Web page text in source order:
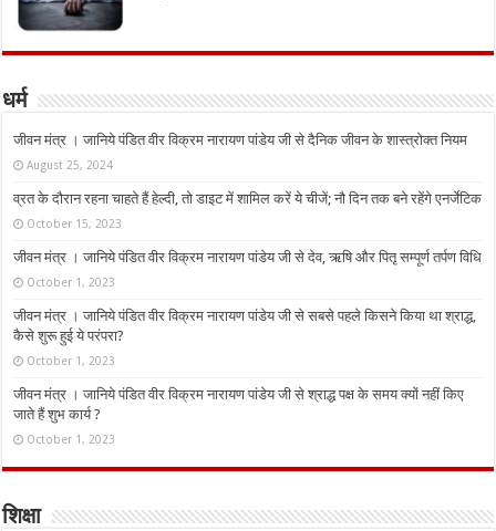
धर्म
जीवन मंत्र । जानिये पंडित वीर विक्रम नारायण पांडेय जी से दैनिक जीवन के शास्त्रोक्त नियम
August 25, 2024
व्रत के दौरान रहना चाहते हैं हेल्दी, तो डाइट में शामिल करें ये चीजें; नौ दिन तक बने रहेंगे एनर्जेटिक
October 15, 2023
जीवन मंत्र । जानिये पंडित वीर विक्रम नारायण पांडेय जी से देव, ऋषि और पितृ सम्पूर्ण तर्पण विधि
October 1, 2023
जीवन मंत्र । जानिये पंडित वीर विक्रम नारायण पांडेय जी से सबसे पहले किसने किया था श्राद्ध,
कैसे शुरू हुई ये परंपरा?
October 1, 2023
जीवन मंत्र । जानिये पंडित वीर विक्रम नारायण पांडेय जी से श्राद्ध पक्ष के समय क्यों नहीं किए
जाते हैं शुभ कार्य ?
October 1, 2023
शिक्षा